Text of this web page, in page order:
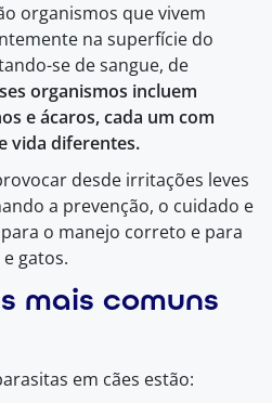
organismos que vivem
na superfície do
se de sangue, de
organismos incluem
e ácaros, cada um com
vida diferentes.
desde irritações leves
a prevenção, o cuidado e
o manejo correto e para
gatos.
mais comuns
em cães estão: